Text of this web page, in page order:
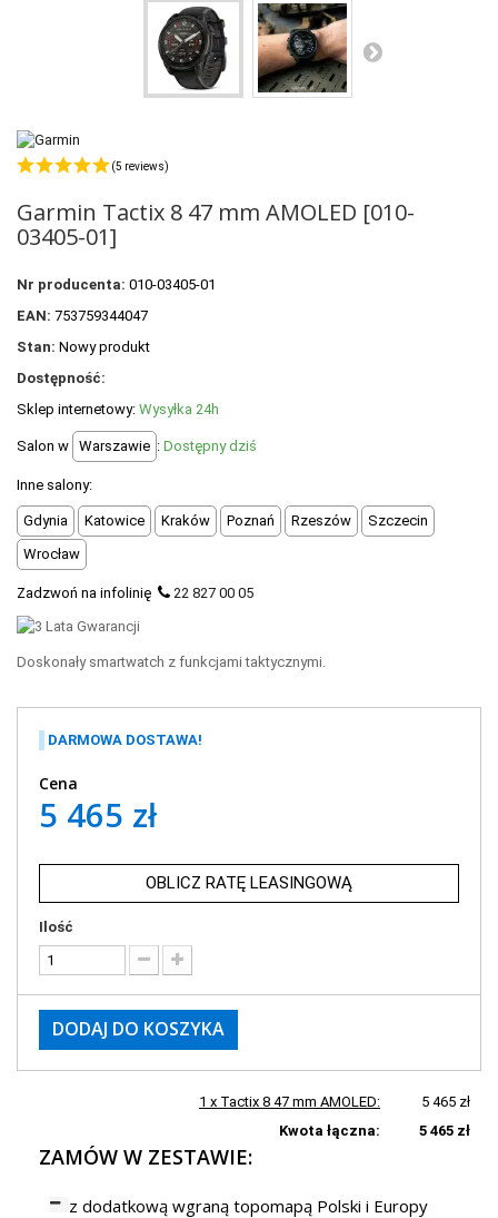
OBAKU DENMARK ZEGARKI
PROMOCJE
OUTLET
(5 reviews)
Garmin Tactix 8 47 mm AMOLED [010-
03405-01]
Nr producenta: 010-03405-01
EAN: 753759344047
Stan: Nowy produkt
Dostępność:
Sklep internetowy: Wysyłka 24h
Salon w Warszawie : Dostępny dziś
Inne salony:
Gdynia Katowice Kraków Poznań Rzeszów
Szczecin
Wrocław
Zadzwoń na infolinię 22 827 00 05
Doskonały smartwatch z funkcjami taktycznymi.
DARMOWA DOSTAWA!
Cena
5 465 zł
OBLICZ RATĘ LEASINGOWĄ
Ilość
DODAJ DO KOSZYKA
1 x Tactix 8 47 mm AMOLED:
5 465 zł
Kwota łączna:
5 465 zł
ZAMÓW W ZESTAWIE:
z dodatkową wgraną topomapą Polski i Europy